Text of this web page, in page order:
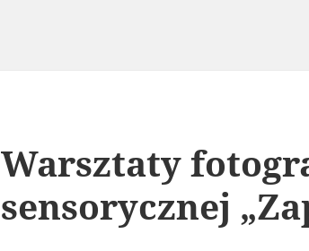
Warsztaty
sensorycznej